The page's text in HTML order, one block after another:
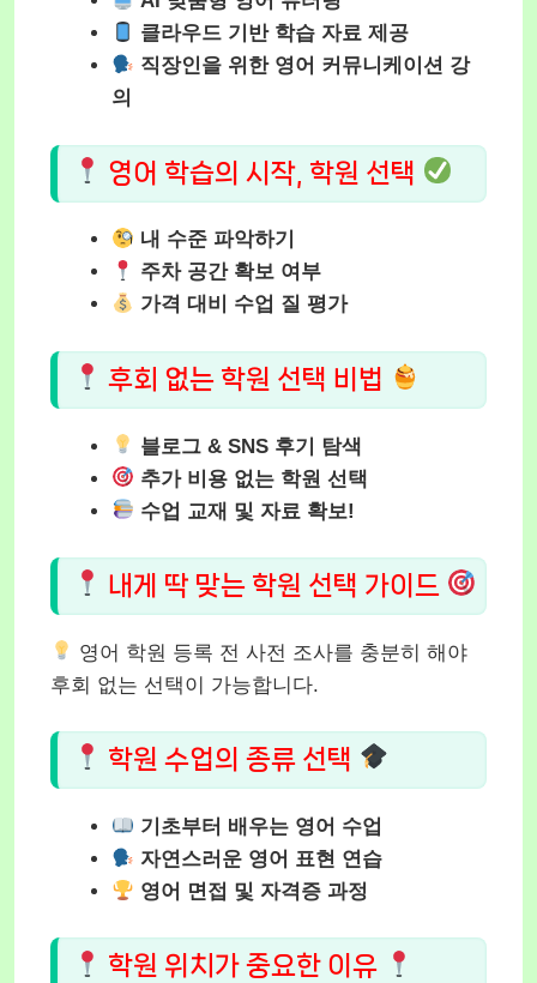
클라우드 기반 학습 자료 제공
직장인을 위한 영어 커뮤니케이션 강
의
영어 학습의 시작, 학원 선택
내 수준 파악하기
주차 공간 확보 여부
가격 대비 수업 질 평가
후회 없는 학원 선택 비법
블로그 & SNS 후기 탐색
추가 비용 없는 학원 선택
수업 교재 및 자료 확보!
내게 딱 맞는 학원 선택 가이드
영어 학원 등록 전 사전 조사를 충분히 해야
후회 없는 선택이 가능합니다.
학원 수업의 종류 선택
기초부터 배우는 영어 수업
자연스러운 영어 표현 연습
영어 면접 및 자격증 과정
학원 위치가 중요한 이유